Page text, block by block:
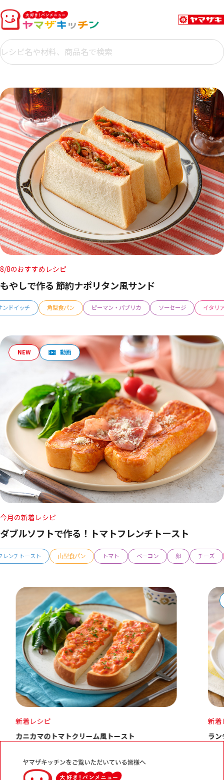
8/8のおすすめレシピ
もやしで作る 節約ナポリタン風サンド
ンドイッチ 角型食パン ピーマン・パプリカ ソーセージ イタリ
今月の新着レシピ
ダブルソフトで作る！トマトフレンチトースト
レンチトースト 山型食パン トマト ベーコン 卵 チーズ
新着レシピ
ランチパック とろ～りピーナッツのハムチーズサンド
新着
た